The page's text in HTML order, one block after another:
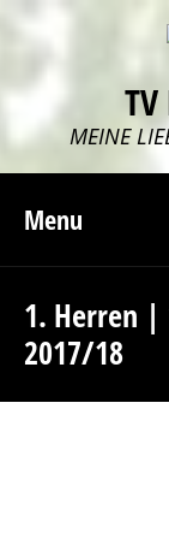
MEINE
Menu
1. Herren |
2017/18